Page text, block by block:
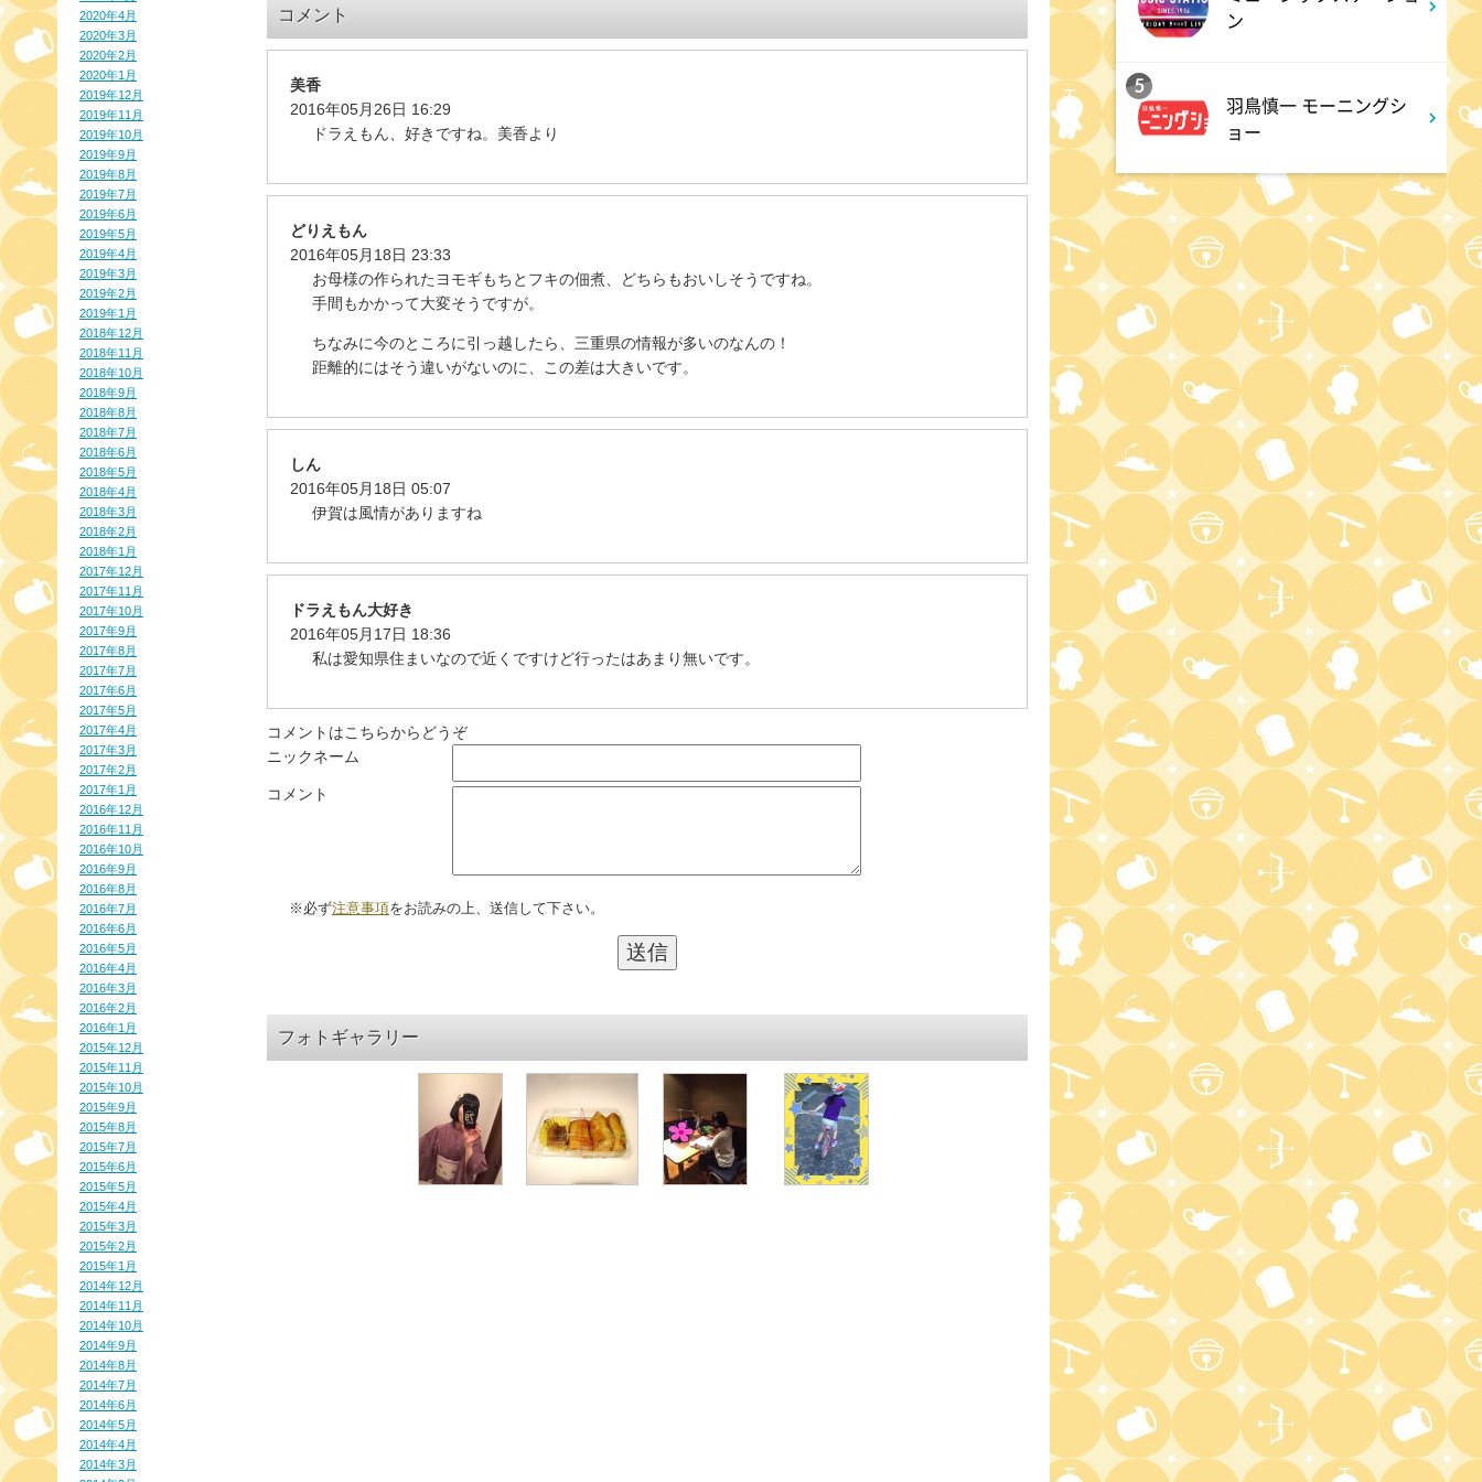
2020年4月
2020年3月
2020年2月
2020年1月
2019年12月
2019年11月
2019年10月
2019年9月
2019年8月
2019年7月
2019年6月
2019年5月
2019年4月
2019年3月
2019年2月
2019年1月
2018年12月
2018年11月
2018年10月
2018年9月
2018年8月
2018年7月
2018年6月
2018年5月
2018年4月
2018年3月
2018年2月
2018年1月
2017年12月
2017年11月
2017年10月
2017年9月
2017年8月
2017年7月
2017年6月
2017年5月
2017年4月
2017年3月
2017年2月
2017年1月
2016年12月
2016年11月
2016年10月
2016年9月
2016年8月
2016年7月
2016年6月
2016年5月
2016年4月
2016年3月
2016年2月
2016年1月
2015年12月
2015年11月
2015年10月
2015年9月
2015年8月
2015年7月
2015年6月
2015年5月
2015年4月
2015年3月
2015年2月
2015年1月
2014年12月
2014年11月
2014年10月
2014年9月
2014年8月
2014年7月
2014年6月
2014年5月
2014年4月
2014年3月
コメント
美香
2016年05月26日 16:29
ドラえもん、好きですね。美香より
どりえもん
2016年05月18日 23:33
お母様の作られたヨモギもちとフキの佃煮、どちらもおいしそうですね。
手間もかかって大変そうですが。
ちなみに今のところに引っ越したら、三重県の情報が多いのなんの！
距離的にはそう違いがないのに、この差は大きいです。
しん
2016年05月18日 05:07
伊賀は風情がありますね
ドラえもん大好き
2016年05月17日 18:36
私は愛知県住まいなので近くですけど行ったはあまり無いです。
コメントはこちらからどうぞ
ニックネーム
コメント
※必ず注意事項をお読みの上、送信して下さい。
フォトギャラリー
深夜 0:45
深夜 1:15
バズマンTV
深夜 1:45
ラブ!!Jリーグ
深夜 2:00
M:ZINE
深夜 2:20
テレ朝サマフェスナビ
深夜 2:22
全力!アオハル応援団
2:52
新日ちゃんぴおん! 天山広吉
クリニックでお悩み解決!
深夜 3:17
イベレコ
3:30
秘湯ロマン
ン
5
羽鳥慎一 モーニングシ
ョー